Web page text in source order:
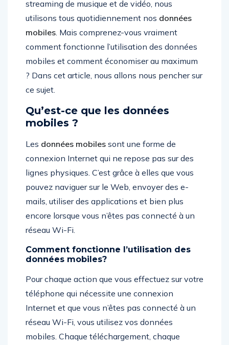
streaming de musique et de vidéo, nous
utilisons tous quotidiennement nos données
mobiles. Mais comprenez-vous vraiment
comment fonctionne l’utilisation des données
mobiles et comment économiser au maximum
? Dans cet article, nous allons nous pencher sur
ce sujet.
Qu’est-ce que les données
mobiles ?
Les données mobiles sont une forme de
connexion Internet qui ne repose pas sur des
lignes physiques. C’est grâce à elles que vous
pouvez naviguer sur le Web, envoyer des e-
mails, utiliser des applications et bien plus
encore lorsque vous n’êtes pas connecté à un
réseau Wi-Fi.
Comment fonctionne l’utilisation des
données mobiles?
Pour chaque action que vous effectuez sur votre
téléphone qui nécessite une connexion
Internet et que vous n’êtes pas connecté à un
réseau Wi-Fi, vous utilisez vos données
mobiles. Chaque téléchargement, chaque